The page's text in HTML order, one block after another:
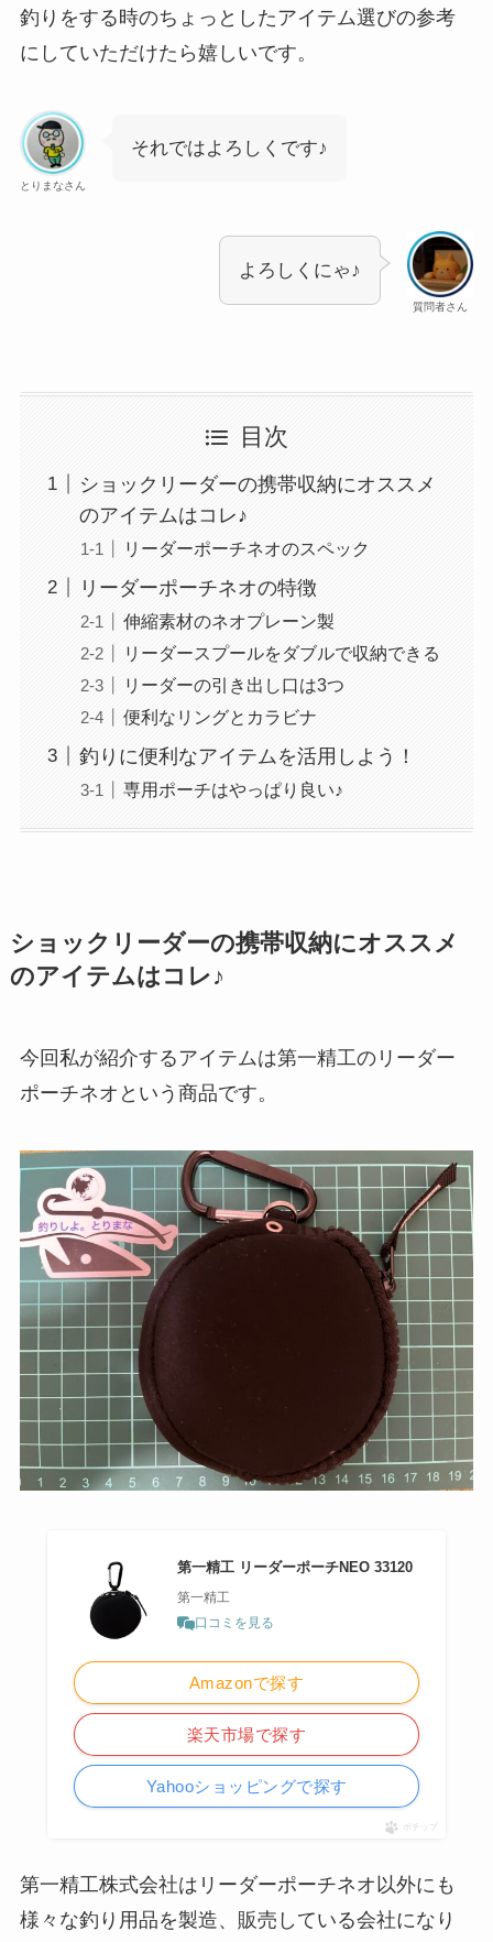
釣りをする時のちょっとしたアイテム選びの参考
にしていただけたら嬉しいです。
とりまなさん
それではよろしくです♪
質問者さん
よろしくにゃ♪
目次
ショックリーダーの携帯収納にオススメ
のアイテムはコレ♪
リーダーポーチネオのスペック
リーダーポーチネオの特徴
伸縮素材のネオプレーン製
リーダースプールをダブルで収納できる
リーダーの引き出し口は3つ
便利なリングとカラビナ
釣りに便利なアイテムを活用しよう！
専用ポーチはやっぱり良い♪
ショックリーダーの携帯収納にオススメ
のアイテムはコレ♪
今回私が紹介するアイテムは第一精工のリーダー
ポーチネオという商品です。
第一精工 リーダーポーチNEO 33120
第一精工
口コミを見る
Amazonで探す
楽天市場で探す
Yahooショッピングで探す
ポチップ
第一精工株式会社はリーダーポーチネオ以外にも
様々な釣り用品を製造、販売している会社になり